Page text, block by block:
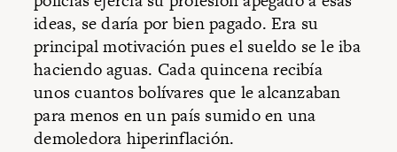
ideas, se daría por bien pagado. Era su
principal motivación pues el sueldo se le iba
haciendo aguas. Cada quincena recibía
unos cuantos bolívares que le alcanzaban
para menos en un país sumido en una
demoledora hiperinflación.